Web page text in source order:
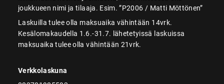
joukkueen nimi ja tilaaja. Esim. ”P2006 / Matti Möttönen”
Laskuilla tulee olla maksuaika vähintään 14vrk.
Kesälomakaudella 1.6.-31.7. lähetetyissä laskuissa
maksuaika tulee olla vähintään 21vrk.
Verkkolaskuna